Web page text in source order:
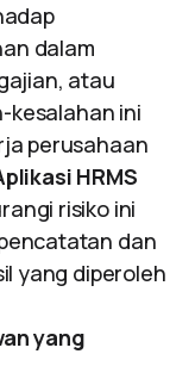
dalam
atau
kesalahan ini
perusahaan
HRMS
risiko ini
dan
yang diperoleh
yang